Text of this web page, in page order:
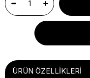
ÜRÜN ÖZELLIKLERI